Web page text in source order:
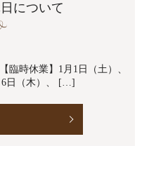
について
臨時休業】1月1日（土）、
6日（木）、 […]